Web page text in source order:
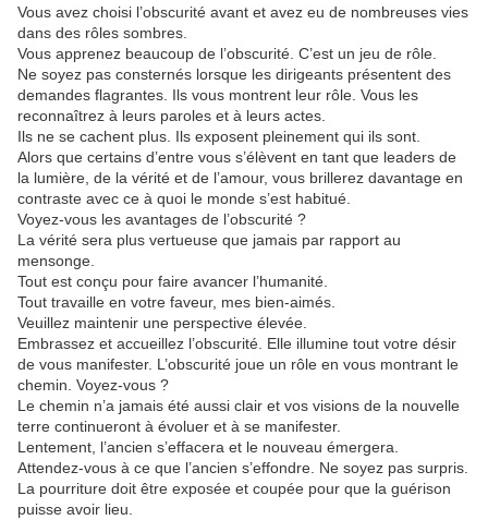
Vous avez choisi l’obscurité avant et avez eu de nombreuses vies
dans des rôles sombres.
Vous apprenez beaucoup de l’obscurité. C’est un jeu de rôle.
Ne soyez pas consternés lorsque les dirigeants présentent des
demandes flagrantes. Ils vous montrent leur rôle. Vous les
reconnaîtrez à leurs paroles et à leurs actes.
Ils ne se cachent plus. Ils exposent pleinement qui ils sont.
Alors que certains d’entre vous s’élèvent en tant que leaders de
la lumière, de la vérité et de l’amour, vous brillerez davantage en
contraste avec ce à quoi le monde s’est habitué.
Voyez-vous les avantages de l’obscurité ?
La vérité sera plus vertueuse que jamais par rapport au
mensonge.
Tout est conçu pour faire avancer l’humanité.
Tout travaille en votre faveur, mes bien-aimés.
Veuillez maintenir une perspective élevée.
Embrassez et accueillez l’obscurité. Elle illumine tout votre désir
de vous manifester. L’obscurité joue un rôle en vous montrant le
chemin. Voyez-vous ?
Le chemin n’a jamais été aussi clair et vos visions de la nouvelle
terre continueront à évoluer et à se manifester.
Lentement, l’ancien s’effacera et le nouveau émergera.
Attendez-vous à ce que l’ancien s’effondre. Ne soyez pas surpris.
La pourriture doit être exposée et coupée pour que la guérison
puisse avoir lieu.